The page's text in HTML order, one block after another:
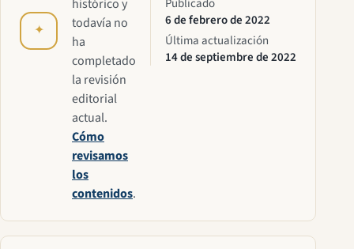
✦
histórico y
todavía no
ha
completado
la revisión
editorial
actual.
Cómo
revisamos
los
contenidos.
Publicado
6 de febrero de 2022
Última actualización
14 de septiembre de 2022